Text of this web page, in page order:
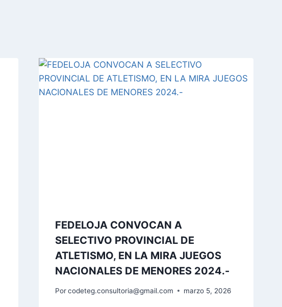
FEDELOJA CONVOCAN A
SELECTIVO PROVINCIAL DE
ATLETISMO, EN LA MIRA JUEGOS
NACIONALES DE MENORES 2024.-
Por codeteg.consultoria@gmail.com marzo 5, 2026